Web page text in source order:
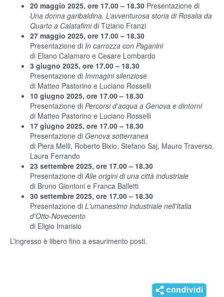
20 maggio 2025, ore 17.00 – 18.30 Presentazione di
Una donna garibaldina. L’avventurosa storia di Rosalia da
Quarto a Calatafimidi Tiziano Franzi
27 maggio 2025, ore 17.00 – 18.30
Presentazione di In carrozza con Paganini
di Eliano Calamaro e Cesare Lombardo
3 giugno 2025, ore 17.00 – 18.30
Presentazione di Immagini silenziose
di Matteo Pastorino e Luciano Rosselli
10 giugno 2025, ore 17.00 – 18.30
Presentazione di Percorsi d'acqua a Genova e dintorni
di Matteo Pastorino e Luciano Rosselli
17 giugno 2025, ore 17.00 – 18.30
Presentazione di Genova sotterranea
di Piera Melli, Roberto Bixio, Stefano Saj, Mauro Traverso,
Laura Ferrando
23 settembre 2025, ore 17.00 – 18.30
Presentazione diAlle origini di una città industriale
di Bruno Giontoni e Franca Balletti
30 settembre 2025, ore 17.00 – 18.30
Presentazione di L'umanesimo industriale nell'Italia
d'Otto-Novecento
di Eligio Imarisio
L’ingresso è libero fino a esaurimento posti.